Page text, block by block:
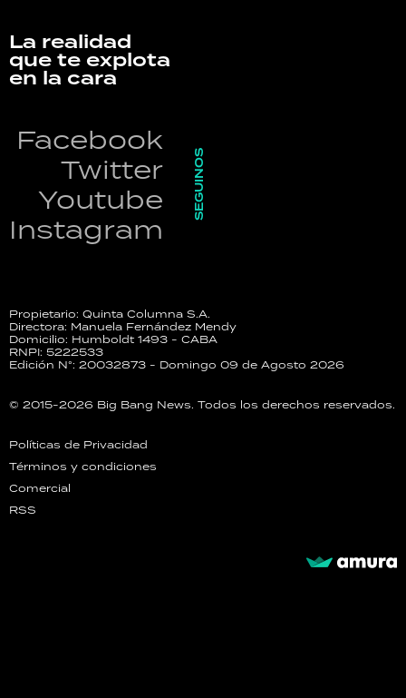
La realidad
que te explota
en la cara
Facebook
Twitter
Youtube
Instagram
SEGUINOS
Propietario: Quinta Columna S.A.
Directora: Manuela Fernández Mendy
Domicilio: Humboldt 1493 - CABA
RNPI: 5222533
Edición N°: 20032873 - Domingo 09 de Agosto 2026
© 2015-2026 Big Bang News. Todos los derechos reservados.
Políticas de Privacidad
Términos y condiciones
Comercial
RSS